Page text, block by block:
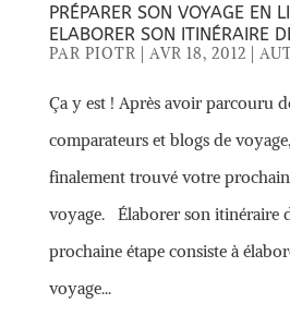
PRÉPARER SON VOYAGE EN
ELABORER SON ITINÉRAIRE
PAR PIOTR AVR 18, 2012
Ça y est ! Après avoir parcouru
comparateurs et blogs de
finalement trouvé votre
voyage. Élaborer son itinéraire
prochaine étape consiste à
voyage...